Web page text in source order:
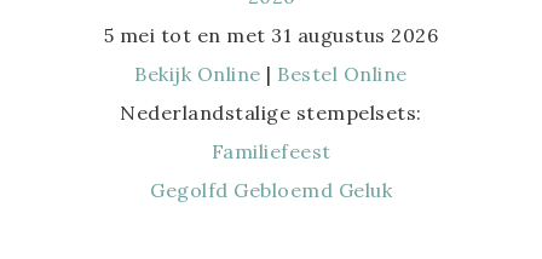
5 mei tot en met 31 augustus 2026
Bekijk Online | Bestel Online
Nederlandstalige stempelsets:
Familiefeest
Gegolfd Gebloemd Geluk